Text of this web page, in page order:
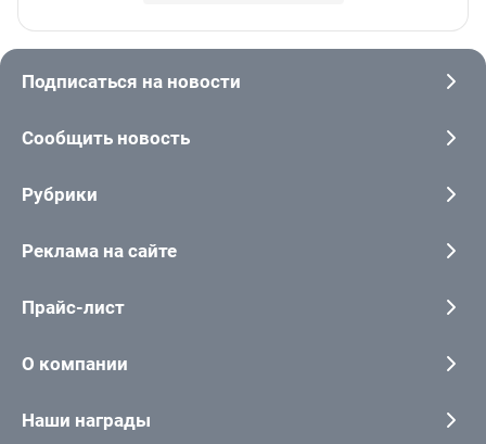
Подписаться на новости
Сообщить новость
Рубрики
Реклама на сайте
Прайс-лист
О компании
Наши награды